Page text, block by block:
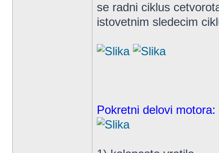
se radni ciklus
istovetnim sledecim
Pokretni delovi motora: